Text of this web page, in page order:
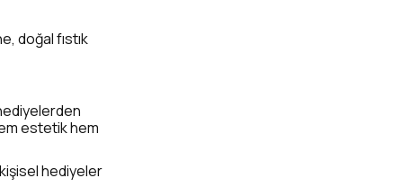
doğal fıstık
estetik hem
kişisel hediyeler